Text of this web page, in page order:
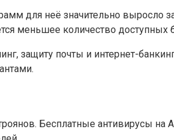
для неё значительно выросло
меньшее количество доступных
защиту почты и интернет-
Бесплатные антивирусы на